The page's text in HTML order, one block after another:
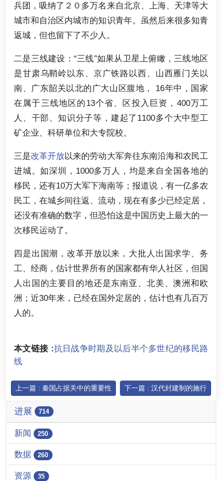
兵团，吸纳了２０多万名来自北京、上海、天津等大
城市和自治区内城市的知识青年。虽然后来很多知青
返城，但也留下了不少人。
二是三线建设：“三线”如果从卫星上俯瞰，三线地区
是甘肃乌鞘岭以东、京广铁路以西、山西雁门关以
南、广东韶关以北的广大山区腹地， 16年中，国家
在属于三线地区的13个省、区投入巨资，400万工
人、干部、知识分子等，建起了1100多个大中型工
矿企业、科研单位和大专院校。
三是改革开放以来的劳动大军奔往东南沿海和农民工
进城。如深圳，1000多万人，均是来自全国各地的
移民，还有10万大军下海南等；报道说，有一亿多农
民工，在城乡间往返、流动，现在有多少已经定居，
还没有准确的数字，但恐怕这是中国历史上最大的一
次移民运动了。
四是出国潮，改革开放以来，大批人出国求学、务
工、经商，估计世界所有的国家都有华人社区，但国
人出国的主要目的地还是东南亚、北美、澳洲和欧
洲；近30年来，已经在国外定居的，估计也有几百万
人的。
本文链接 :抗日战争时期及以后半个多世纪的移民路
线
上一篇 : 秦国占据关中的重要性 下一篇 : 汉代封建制的施行
进展 714
新闻 250
数据 260
资源 35